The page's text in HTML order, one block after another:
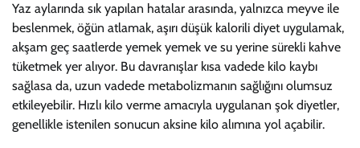
Yaz aylarında sık yapılan hatalar arasında, yalnızca meyve ile
beslenmek, öğün atlamak, aşırı düşük kalorili diyet uygulamak,
akşam geç saatlerde yemek yemek ve su yerine sürekli kahve
tüketmek yer alıyor. Bu davranışlar kısa vadede kilo kaybı
sağlasa da, uzun vadede metabolizmanın sağlığını olumsuz
etkileyebilir. Hızlı kilo verme amacıyla uygulanan şok diyetler,
genellikle istenilen sonucun aksine kilo alımına yol açabilir.